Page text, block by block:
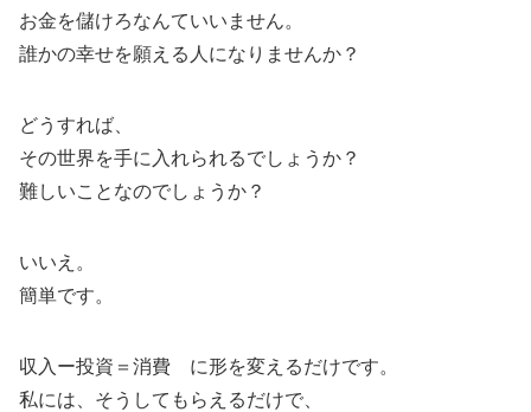
お金を儲けろなんていいません。
誰かの幸せを願える人になりませんか？
どうすれば、
その世界を手に入れられるでしょうか？
難しいことなのでしょうか？
いいえ。
簡単です。
収入ー投資＝消費 に形を変えるだけです。
私には、そうしてもらえるだけで、